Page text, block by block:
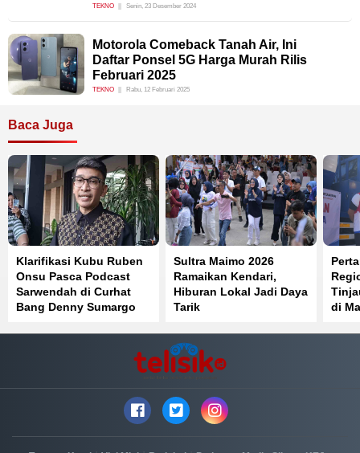
TEKNO Senin, 23 Desember 2024
Motorola Comeback Tanah Air, Ini
Daftar Ponsel 5G Harga Murah Rilis
Februari 2025
TEKNO Rabu, 12 Februari 2025
Baca Juga
Klarifikasi Kubu Ruben
Onsu Pasca Podcast
Sarwendah di Curhat
Bang Denny Sumargo
Sultra Maimo 2026
Ramaikan Kendari,
Hiburan Lokal Jadi Daya
Tarik
di